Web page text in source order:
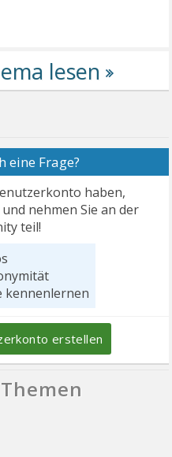
eine Frage?
haben,
und nehmen Sie an der
teil!
kennenlernen
erstellen